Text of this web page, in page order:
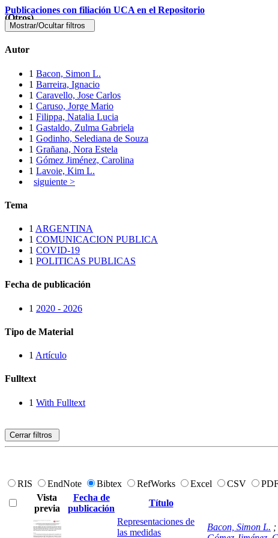
Publicaciones con filiación UCA en el Repositorio
(Otros)
Autor
1 Bacon, Simon L.
1 Barreira, Ignacio
1 Caravello, Jose Carlos
1 Caruso, Jorge Mario
1 Filippa, Natalia Lucia
1 Gastaldo, Zulma Gabriela
1 Godinho, Selediana de Souza
1 Grañana, Nora Estela
1 Gómez Jiménez, Carolina
1 Lavoie, Kim L.
siguiente >
Tema
1 ARGENTINA
1 COMUNICACION PUBLICA
1 COVID-19
1 POLITICAS PUBLICAS
Fecha de publicación
1 2020 - 2026
Tipo de Material
1 Artículo
Fulltext
1 With Fulltext
Cerrar filtros
RIS EndNote Bibtex RefWorks Excel CSV
Vista
previa
Fecha de
publicación
Título
Representaciones de
las medidas
Bacon, Simon L. ;